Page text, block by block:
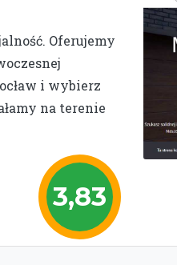
Oferujemy
i wybierz
na terenie
3,83